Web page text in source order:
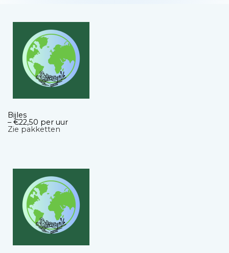
Bijles
– €22,50 per uur
Zie pakketten